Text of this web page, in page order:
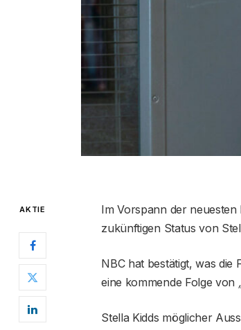
AKTIE
Im Vorspann der
zukünftigen Status von
NBC hat bestätigt, was
eine kommende Folge von
Stella Kidds möglicher